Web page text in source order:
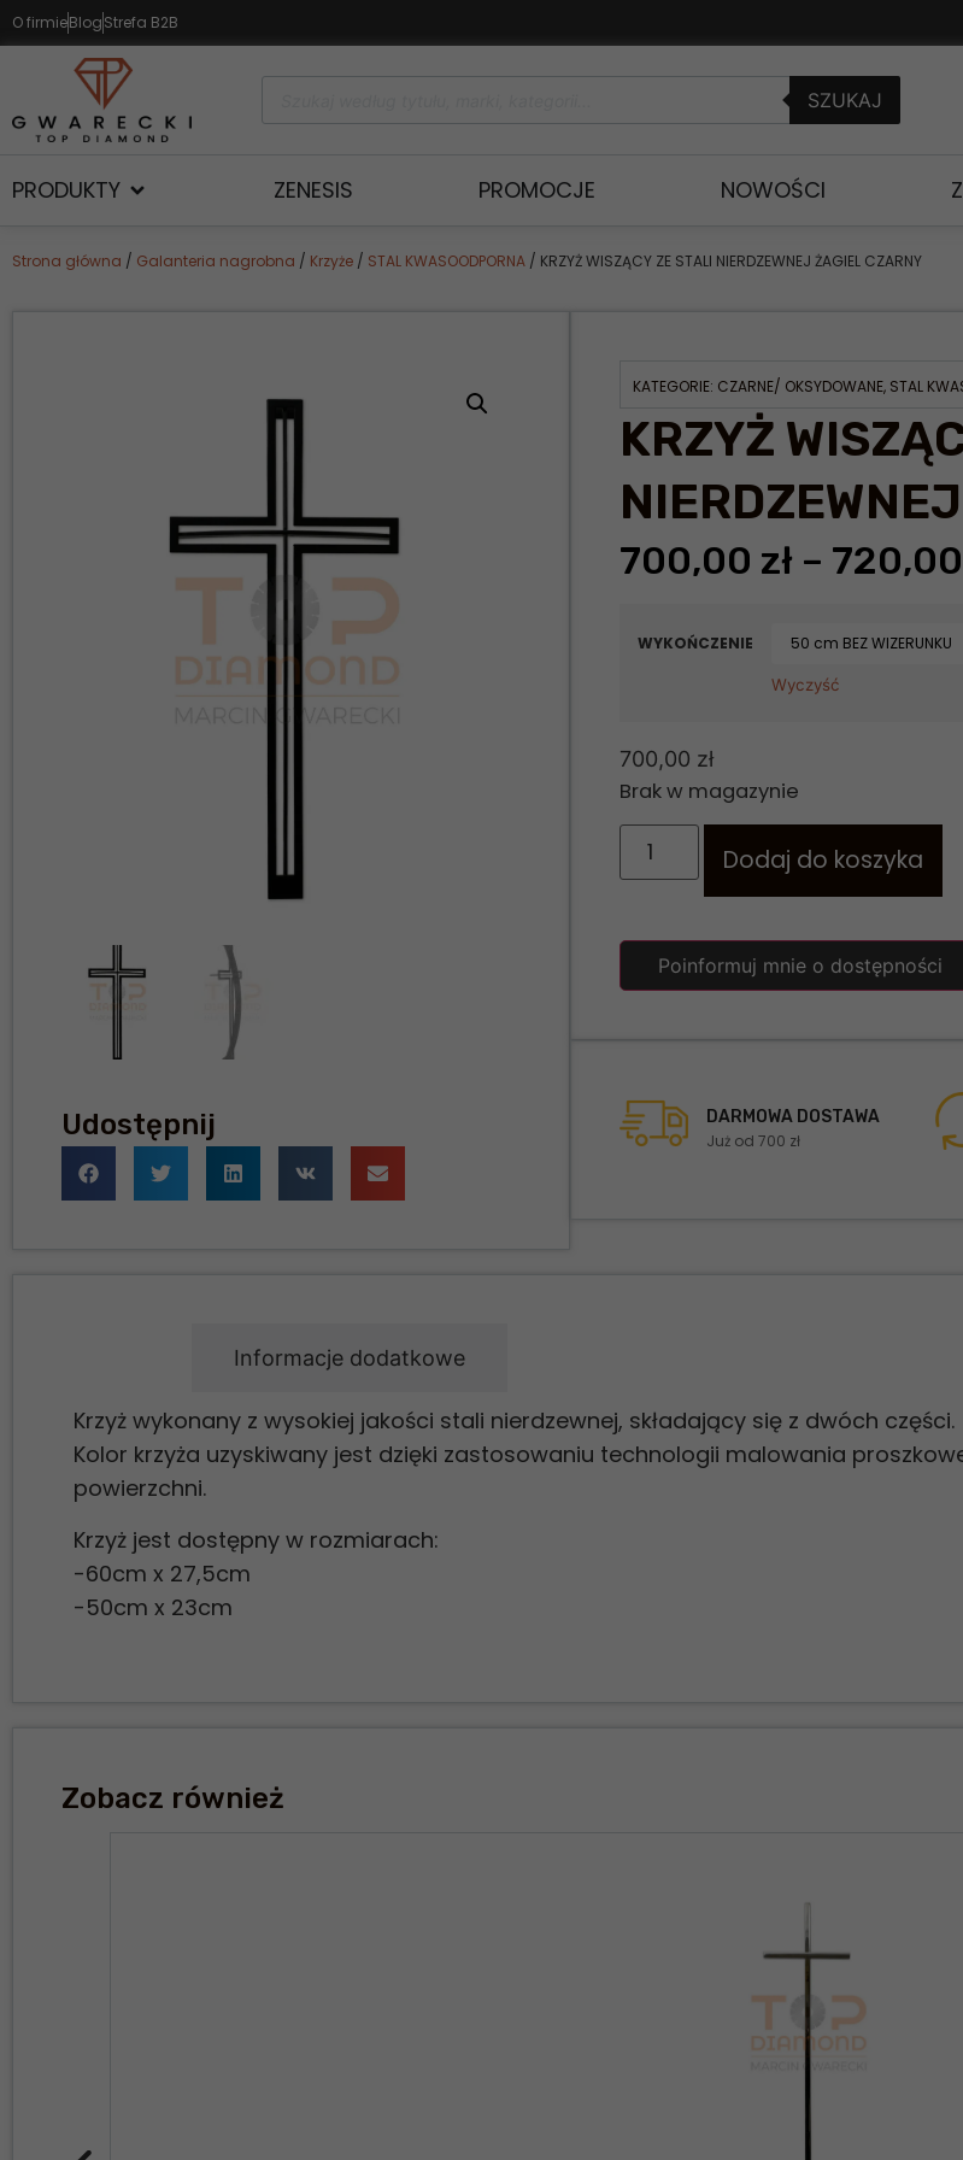
O firmieBlogStrefa B2B
SZUKAJ
PRODUKTY ZENESIS PROMOCJE NOWOŚCI
Strona główna / Galanteria nagrobna / Krzyże / STAL KWASOODPORNA / KRZYŻ WISZĄCY ZE STALI NIERDZEWNEJ ŻAGIEL CZARNY
Udostępnij
KATEGORIE: CZARNE/ OKSYDOWANE, STAL
KRZYŻ
700,00 zł – 720,00
WYKOŃCZENIE
Wyczyść
700,00 zł
Brak w magazynie
Dodaj do koszyka
Poinformuj mnie o dostępności
DARMOWA DOSTAWA
Już od 700 zł
Informacje dodatkowe
Krzyż wykonany z wysokiej jakości stali nierdzewnej, składający się z dwóch części.
Kolor krzyża uzyskiwany jest dzięki zastosowaniu technologii malowania
powierzchni.
Krzyż jest dostępny w rozmiarach:
-60cm x 27,5cm
-50cm x 23cm
Zobacz również